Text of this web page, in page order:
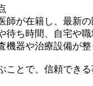
師が在籍し、最新
待ち時間、自宅や
機器や治療設備が
ことで、信頼できる